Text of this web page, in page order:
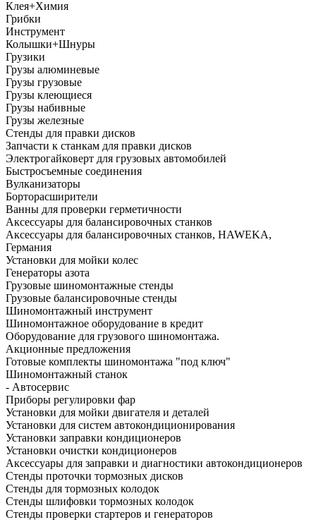
Клея+Химия
Грибки
Инструмент
Колышки+Шнуры
Грузики
Грузы алюминевые
Грузы грузовые
Грузы клеющиеся
Грузы набивные
Грузы железные
Стенды для правки дисков
Запчасти к станкам для правки дисков
Электрогайковерт для грузовых автомобилей
Быстросъемные соединения
Вулканизаторы
Борторасширители
Ванны для проверки герметичности
Аксессуары для балансировочных станков
Аксессуары для балансировочных станков, HAWEKA,
Германия
Установки для мойки колес
Генераторы азота
Грузовые шиномонтажные стенды
Грузовые балансировочные стенды
Шиномонтажный инструмент
Шиномонтажное оборудование в кредит
Оборудование для грузового шиномонтажа.
Акционные предложения
Готовые комплекты шиномонтажа "под ключ"
Шиномонтажный станок
- Автосервис
Приборы регулировки фар
Установки для мойки двигателя и деталей
Установки для систем автокондиционирования
Установки заправки кондиционеров
Установки очистки кондиционеров
Аксессуары для заправки и диагностики автокондиционеров
Стенды проточки тормозных дисков
Стенды для тормозных колодок
Стенды шлифовки тормозных колодок
Стенды проверки стартеров и генераторов